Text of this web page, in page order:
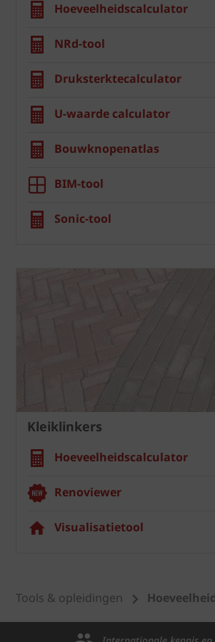
Hoeveelheidscalculator
NRd-tool
Druksterktecalculator
U-waarde calculator
Bouwknopenatlas
BIM-tool
Sonic-tool
Kleiklinkers
Hoeveelheidscalculator
Renoviewer
Visualisatietool
Tools & opleidingen